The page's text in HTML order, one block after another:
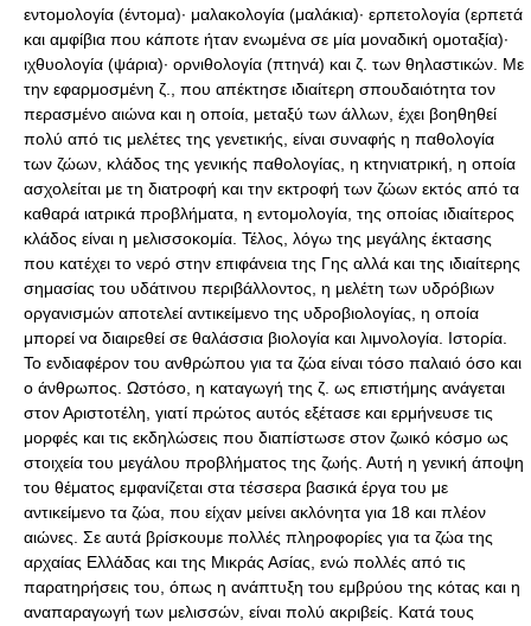
εντομολογία (έντομα)· μαλακολογία (μαλάκια)· ερπετολογία (ερπετά
και αμφίβια που κάποτε ήταν ενωμένα σε μία μοναδική ομοταξία)·
ιχθυολογία (ψάρια)· ορνιθολογία (πτηνά) και ζ. των θηλαστικών. Με
την εφαρμοσμένη ζ., που απέκτησε ιδιαίτερη σπουδαιότητα τον
περασμένο αιώνα και η οποία, μεταξύ των άλλων, έχει βοηθηθεί
πολύ από τις μελέτες της γενετικής, είναι συναφής η παθολογία
των ζώων, κλάδος της γενικής παθολογίας, η κτηνιατρική, η οποία
ασχολείται με τη διατροφή και την εκτροφή των ζώων εκτός από τα
καθαρά ιατρικά προβλήματα, η εντομολογία, της οποίας ιδιαίτερος
κλάδος είναι η μελισσοκομία. Τέλος, λόγω της μεγάλης έκτασης
που κατέχει το νερό στην επιφάνεια της Γης αλλά και της ιδιαίτερης
σημασίας του υδάτινου περιβάλλοντος, η μελέτη των υδρόβιων
οργανισμών αποτελεί αντικείμενο της υδροβιολογίας, η οποία
μπορεί να διαιρεθεί σε θαλάσσια βιολογία και λιμνολογία. Ιστορία.
Το ενδιαφέρον του ανθρώπου για τα ζώα είναι τόσο παλαιό όσο και
ο άνθρωπος. Ωστόσο, η καταγωγή της ζ. ως επιστήμης ανάγεται
στον Αριστοτέλη, γιατί πρώτος αυτός εξέτασε και ερμήνευσε τις
μορφές και τις εκδηλώσεις που διαπίστωσε στον ζωικό κόσμο ως
στοιχεία του μεγάλου προβλήματος της ζωής. Αυτή η γενική άποψη
του θέματος εμφανίζεται στα τέσσερα βασικά έργα του με
αντικείμενο τα ζώα, που είχαν μείνει ακλόνητα για 18 και πλέον
αιώνες. Σε αυτά βρίσκουμε πολλές πληροφορίες για τα ζώα της
αρχαίας Ελλάδας και της Μικράς Ασίας, ενώ πολλές από τις
παρατηρήσεις του, όπως η ανάπτυξη του εμβρύου της κότας και η
αναπαραγωγή των μελισσών, είναι πολύ ακριβείς. Κατά τους